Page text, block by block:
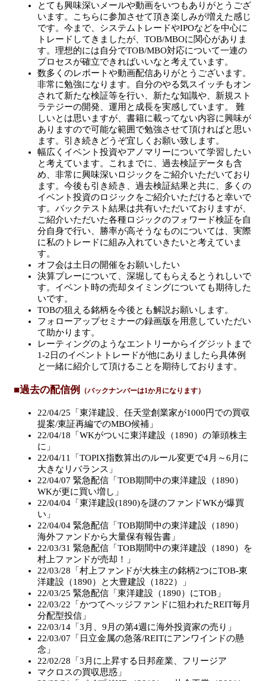
とても興味深いメールや動画をいつもありがとうござ
います。こちらに参加させて頂き楽しみが増えた感じ
です。今まで、システムトレードやIPOなどを中心に
トレードしてきましたが、TOB/MBOに関心がありま
す。理想的には自分でTOB/MBO対応について一連の
プロセスが確立できればいいなと考えています。
数多くのレポートや動画配信ありがとうございます。
非常に勉強になります。自分のやる気スイッチもオン
されて新たな検証等を行い、新たな知識や、新規スト
ラテジーの開発、運用と成長を実感しています。 難
しいとは思いますが、書籍に載ってない内容に興味が
ありますので可能な範囲で勉強させて頂ければと思い
ます。引き続きどうぞ宜しくお願い致します。
幅広くイベント投資やアノマリーについて学習したい
と考えています。これまでに、過去検証データも含
め、非常に興味深いロジックをご紹介いただいており
ます。今後も引き続き、過去検証結果と共に、多くの
イベント投資のロジックをご紹介いただけると幸いで
す。バックテスト結果は共有いただいておりますが、
ご紹介いただいた各種ロジックのフォワード検証を自
分自身で行い、勝率が高そうなものについては、実際
に私のトレードに組み入れていきたいと考えていま
す。
オフ会は土日の開催をお願いしたい
決算プレーについて、深堀してもらえるとうれしいで
す。イベント時の売却タイミングについても期待した
いです。
TOBの狙える銘柄を今後とも解説お願いします。
フォローアップセミナーの録画版を用意していただい
て助かります。
レーティングのようなエントリーからイグジットまで
1-2日のイベントトレードが他にありましたら具体例
と一緒に紹介して頂けることを期待しております。
■過去の配信例 （バックナンバーは1か月になります）
22/04/25「東洋建設、任天堂創業家が1000円での買収
提案/東証再編でのMBO候補」
22/04/18「WKがついに東洋建設（1890）の筆頭株主
に」
22/04/11「TOPIX指数算出のルール変更で4月～6月に
大きなリバランス」
22/04/07 緊急配信「TOB期間中の東洋建設（1890）
WKが更に買い増し」
22/04/04「東洋建設(1890)を謎のファンドWKが爆買
い」
22/04/04 緊急配信「TOB期間中の東洋建設（1890）
海外ファンドから大量保有報告書」
22/03/31 緊急配信「TOB期間中の東洋建設（1890）を
村上ファンドが売却！」
22/03/28「村上ファンドが大株主の銘柄2つにTOB-東
洋建設（1890）と大豊建設（1822）」
22/03/25 緊急配信「東洋建設（1890）にTOB」
22/03/22「かつてヘッジファンドに狙われたREIT毎月
分配型投信」
22/03/14「3月、9月の第4週に海外投資家の売り」
22/03/07「日立金属の急落/REITにアンワインドの懸
念」
22/02/28「3月に上昇する日邦産業、フリージア
マクロスの買収思惑」